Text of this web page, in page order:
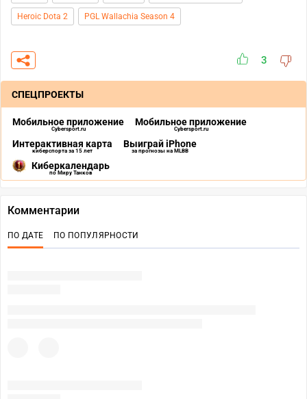
Heroic Dota 2 PGL Wallachia Season 4
3
СПЕЦПРОЕКТЫ
Мобильное приложение
Cybersport.ru
Мобильное приложение
Cybersport.ru
Интерактивная карта
киберспорта за 15 лет
Выиграй iPhone
за прогнозы на MLBB
Киберкалендарь
по Миру Танков
Комментарии
ПО ДАТЕ ПО ПОПУЛЯРНОСТИ